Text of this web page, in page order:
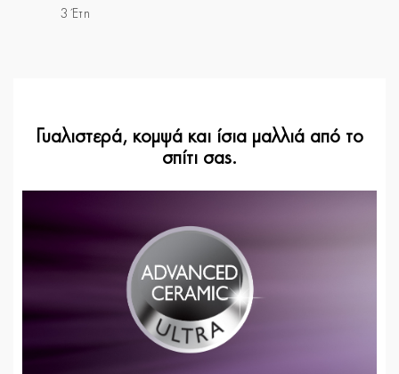
3 Έτη
Γυαλιστερά, κομψά και ίσια μαλλιά από το
σπίτι σας.